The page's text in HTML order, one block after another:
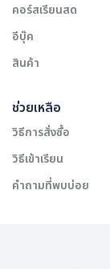
คอร์สเรียนสด
อีบุ๊ค
สินค้า
ช่วยเหลือ
วิธีการสั่งซื้อ
วิธีเข้าเรียน
คำถามที่พบบ่อย